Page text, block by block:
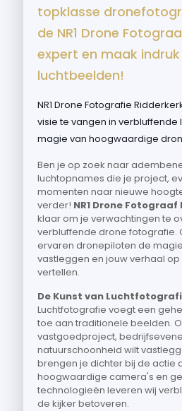
topklasse
de NR1 Drone
expert en maak
luchtbeelden!
NR1 Drone Fotografie
visie te vangen in verbluffende
magie van hoogwaardige
Ben je op zoek naar
luchtopnames die je project,
momenten naar nieuwe
verder! NR1 Drone
klaar om je verwachtingen te
verbluffende drone fotografie.
ervaren dronepiloten de
vastleggen en jouw verhaal
vertellen.
De Kunst van
Luchtfotografie voegt een
toe aan traditionele beelden.
vastgoedproject,
natuurschoonheid wilt
brengen je dichter bij de actie
hoogwaardige camera's en
technologieën leveren wij
de kijker betoveren.